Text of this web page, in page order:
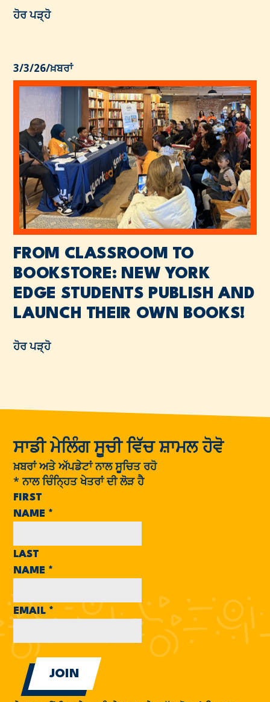
ਹੋਰ ਪੜ੍ਹੋ
3/3/26/ਖ਼ਬਰਾਂ
FROM CLASSROOM TO
BOOKSTORE: NEW YORK
EDGE STUDENTS PUBLISH AND
LAUNCH THEIR OWN BOOKS!
ਹੋਰ ਪੜ੍ਹੋ
ਸਾਡੀ ਮੇਲਿੰਗ ਸੂਚੀ ਵਿੱਚ ਸ਼ਾਮਲ ਹੋਵੋ
ਖ਼ਬਰਾਂ ਅਤੇ ਅੱਪਡੇਟਾਂ ਨਾਲ ਸੂਚਿਤ ਰਹੋ
* ਨਾਲ ਚਿੰਨ੍ਹਿਤ ਖੇਤਰਾਂ ਦੀ ਲੋੜ ਹੈ
FIRST
NAME *
LAST
NAME *
EMAIL *